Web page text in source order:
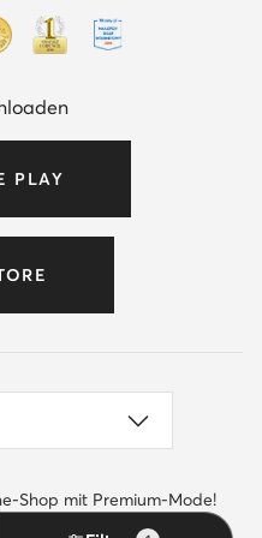
PLAY
Shop mit Premium-Mode!